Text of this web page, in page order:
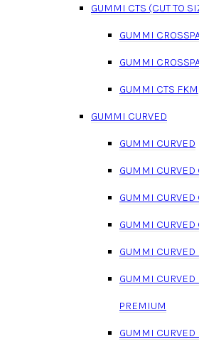
GUMMI CTS (CUT TO
GUMMI
GUMMI
GUMMI CTS FKM
GUMMI CURVED
GUMMI CURVED
GUMMI CURVED
GUMMI CURVED
GUMMI CURVED
GUMMI CURVED
GUMMI CURVED
PREMIUM
GUMMI CURVED